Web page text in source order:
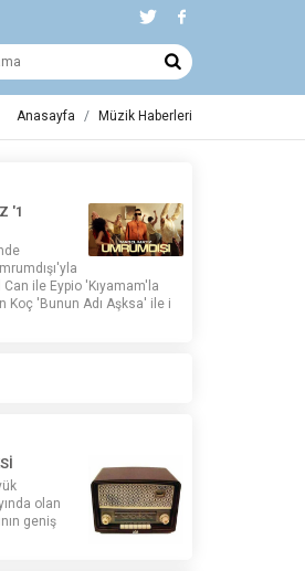
Anasayfa Müzik Haberleri
'1
ile Eypio 'Kıyamam'la
Koç 'Bunun Adı Aşksa' ile i
olan
geniş